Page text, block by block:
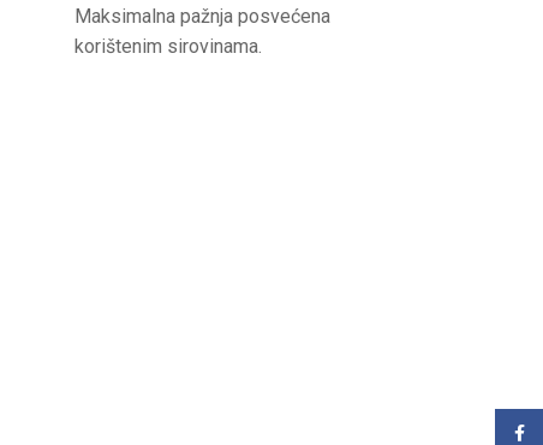
Maksimalna pažnja posvećena
korištenim sirovinama.